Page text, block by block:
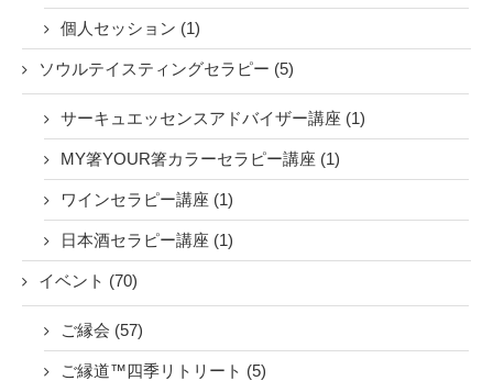
個人セッション (1)
ソウルテイスティングセラピー (5)
サーキュエッセンスアドバイザー講座 (1)
MY箸YOUR箸カラーセラピー講座 (1)
ワインセラピー講座 (1)
日本酒セラピー講座 (1)
イベント (70)
ご縁会 (57)
ご縁道™四季リトリート (5)